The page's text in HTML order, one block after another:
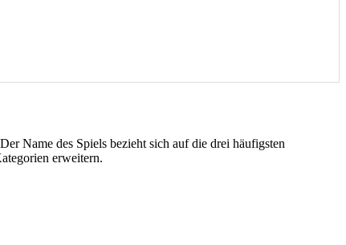
Name des Spiels bezieht sich auf die drei häufigsten
erweitern.